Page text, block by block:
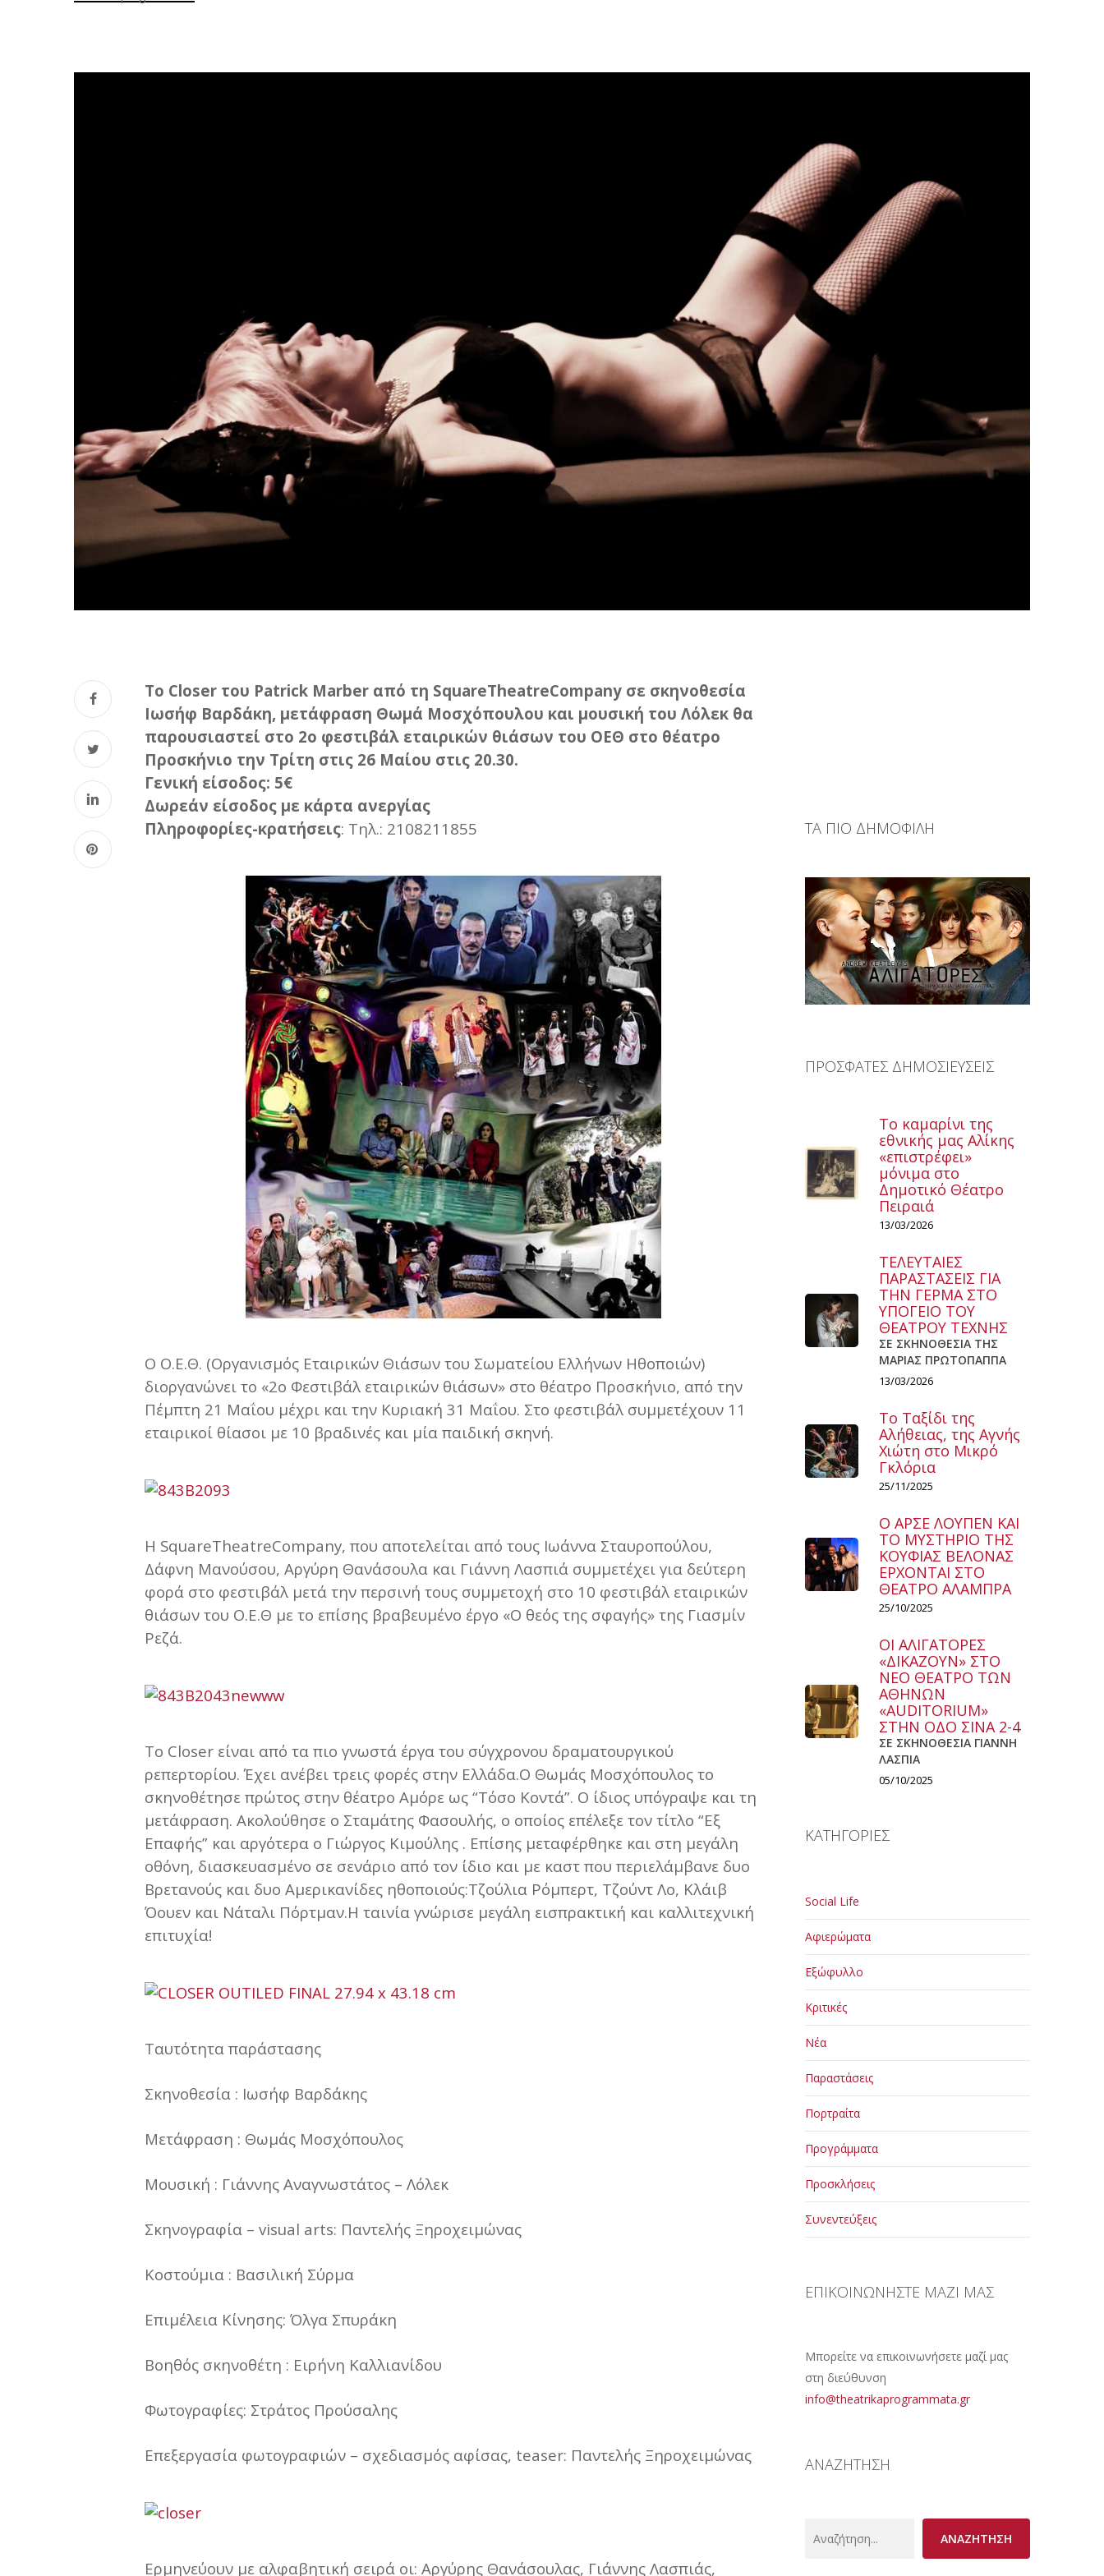
Το Closer του Patrick Marber από τη SquareTheatreCompany σε σκηνοθεσία
Ιωσήφ Βαρδάκη, μετάφραση Θωμά Μοσχόπουλου και μουσική του Λόλεκ θα
παρουσιαστεί στο 2ο φεστιβάλ εταιρικών θιάσων του ΟΕΘ στο θέατρο
Προσκήνιο την Τρίτη στις 26 Μαίου στις 20.30.
Γενική είσοδος: 5€
Δωρεάν είσοδος με κάρτα ανεργίας
Πληροφορίες-κρατήσεις: Τηλ.: 2108211855
Ο Ο.Ε.Θ. (Οργανισμός Εταιρικών Θιάσων του Σωματείου Ελλήνων Ηθοποιών)
διοργανώνει το «2ο Φεστιβάλ εταιρικών θιάσων» στο θέατρο Προσκήνιο, από την
Πέμπτη 21 Μαΐου μέχρι και την Κυριακή 31 Μαΐου. Στο φεστιβάλ συμμετέχουν 11
εταιρικοί θίασοι με 10 βραδινές και μία παιδική σκηνή.
H SquareTheatreCompany, που αποτελείται από τους Ιωάννα Σταυροπούλου,
Δάφνη Μανούσου, Αργύρη Θανάσουλα και Γιάννη Λασπιά συμμετέχει για δεύτερη
φορά στο φεστιβάλ μετά την περσινή τους συμμετοχή στο 10 φεστιβάλ εταιρικών
θιάσων του Ο.Ε.Θ με το επίσης βραβευμένο έργο «Ο θεός της σφαγής» της Γιασμίν
Ρεζά.
Το Closer είναι από τα πιο γνωστά έργα του σύγχρονου δραματουργικού
ρεπερτορίου. Έχει ανέβει τρεις φορές στην Ελλάδα.Ο Θωμάς Μοσχόπουλος το
σκηνοθέτησε πρώτος στην θέατρο Αμόρε ως “Τόσο Κοντά”. Ο ίδιος υπόγραψε και τη
μετάφραση. Ακολούθησε ο Σταμάτης Φασουλής, ο οποίος επέλεξε τον τίτλο “Εξ
Επαφής” και αργότερα ο Γιώργος Κιμούλης . Επίσης μεταφέρθηκε και στη μεγάλη
οθόνη, διασκευασμένο σε σενάριο από τον ίδιο και με καστ που περιελάμβανε δυο
Βρετανούς και δυο Αμερικανίδες ηθοποιούς:Τζούλια Ρόμπερτ, Τζούντ Λο, Κλάιβ
Όουεν και Νάταλι Πόρτμαν.Η ταινία γνώρισε μεγάλη εισπρακτική και καλλιτεχνική
επιτυχία!
Ταυτότητα παράστασης
Σκηνοθεσία : Ιωσήφ Βαρδάκης
Μετάφραση : Θωμάς Μοσχόπουλος
Μουσική : Γιάννης Αναγνωστάτος – Λόλεκ
Σκηνογραφία – visual arts: Παντελής Ξηροχειμώνας
Κοστούμια : Βασιλική Σύρμα
Επιμέλεια Κίνησης: Όλγα Σπυράκη
Βοηθός σκηνοθέτη : Ειρήνη Καλλιανίδου
Φωτογραφίες: Στράτος Προύσαλης
Επεξεργασία φωτογραφιών – σχεδιασμός αφίσας, teaser: Παντελής Ξηροχειμώνας
Ερμηνεύουν με αλφαβητική σειρά οι: Αργύρης Θανάσουλας, Γιάννης Λασπιάς,
ΤΑ ΠΙΟ ΔΗΜΟΦΙΛΗ
ΠΡΟΣΦΑΤΕΣ ΔΗΜΟΣΙΕΥΣΕΙΣ
Το καμαρίνι της
εθνικής μας Αλίκης
«επιστρέφει»
μόνιμα στο
Δημοτικό Θέατρο
Πειραιά
13/03/2026
ΤΕΛΕΥΤΑΙΕΣ
ΠΑΡΑΣΤΑΣΕΙΣ ΓΙΑ
ΤΗΝ ΓΕΡΜΑ ΣΤΟ
ΥΠΟΓΕΙΟ ΤΟΥ
ΘΕΑΤΡΟΥ ΤΕΧΝΗΣ
ΣΕ ΣΚΗΝΟΘΕΣΙΑ ΤΗΣ
ΜΑΡΙΑΣ ΠΡΩΤΟΠΑΠΠΑ
13/03/2026
Το Ταξίδι της
Αλήθειας, της Αγνής
Χιώτη στο Μικρό
Γκλόρια
25/11/2025
Ο ΑΡΣΕ ΛΟΥΠΕΝ ΚΑΙ
ΤΟ ΜΥΣΤΗΡΙΟ ΤΗΣ
ΚΟΥΦΙΑΣ ΒΕΛΟΝΑΣ
ΕΡΧΟΝΤΑΙ ΣΤΟ
ΘΕΑΤΡΟ ΑΛΑΜΠΡΑ
25/10/2025
ΟΙ ΑΛΙΓΑΤΟΡΕΣ
«ΔΙΚΑΖΟΥΝ» ΣΤΟ
ΝΕΟ ΘΕΑΤΡΟ ΤΩΝ
ΑΘΗΝΩΝ
«AUDITORIUM»
ΣΤΗΝ ΟΔΟ ΣΙΝΑ 2-4
ΣΕ ΣΚΗΝΟΘΕΣΙΑ ΓΙΑΝΝΗ
ΛΑΣΠΙΑ
05/10/2025
ΚΑΤΗΓΟΡΙΕΣ
Social Life
Αφιερώματα
Εξώφυλλο
Κριτικές
Νέα
Παραστάσεις
Πορτραίτα
Προγράμματα
Προσκλήσεις
Συνεντεύξεις
ΕΠΙΚΟΙΝΩΝΗΣΤΕ ΜΑΖΙ ΜΑΣ
Μπορείτε να επικοινωνήσετε μαζί μας
στη διεύθυνση
info@theatrikaprogrammata.gr
ΑΝΑΖΗΤΗΣΗ
ΑΝΑΖΗΤΗΣΗ